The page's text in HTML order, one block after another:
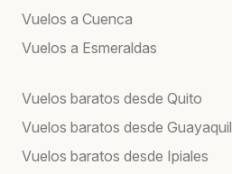
Vuelos a Cuenca
Vuelos a Esmeraldas
Vuelos baratos desde Quito
Vuelos baratos desde Guayaquil
Vuelos baratos desde Ipiales